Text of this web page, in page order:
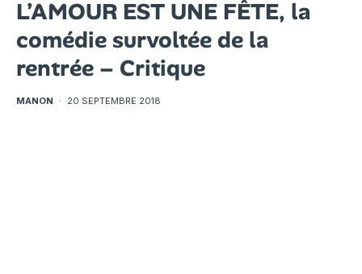
L’AMOUR EST UNE FÊTE, la
comédie survoltée de la
rentrée – Critique
MANON · 20 SEPTEMBRE 2018